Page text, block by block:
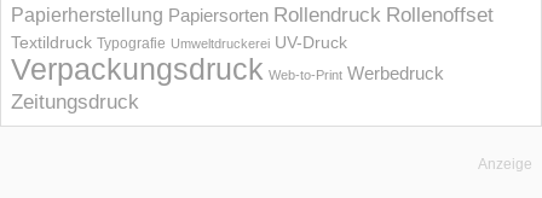
Papierherstellung Papiersorten Rollendruck Rollenoffset
Textildruck Typografie Umweltdruckerei UV-Druck
Verpackungsdruck Web-to-Print Werbedruck
Zeitungsdruck
Anzeige